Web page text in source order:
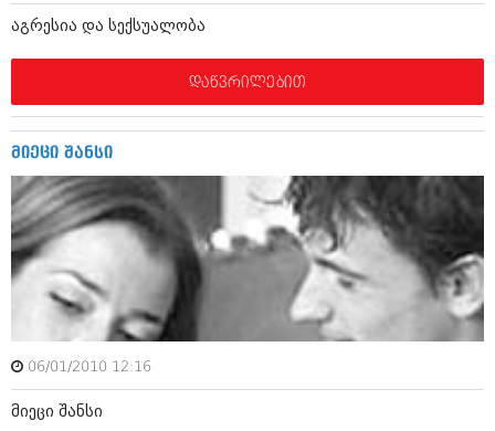
ნოემბერი 2011 (471)
სექტემბერი 2011 (407)
აგვისტო 2011 (249)
ივლისი 2011 (400)
ივნისი 2011 (438)
მაისი 2011 (415)
აპრილი 2011 (294)
მარტი 2011 (654)
თებერვალი 2011 (329)
იანვარი 2011 (647)
(157)
დეკემბერი 2010 (881)
ნოემბერი 2010 (422)
ოქტომბერი 2010 (341)
აგვისტო 2010 (461)
ივლისი 2010 (556)
ივნისი 2010 (685)
აგრესია და სექსუალობა
დაწვრილებით
მიეცი შანსი
06/01/2010 12:16
მიეცი შანსი